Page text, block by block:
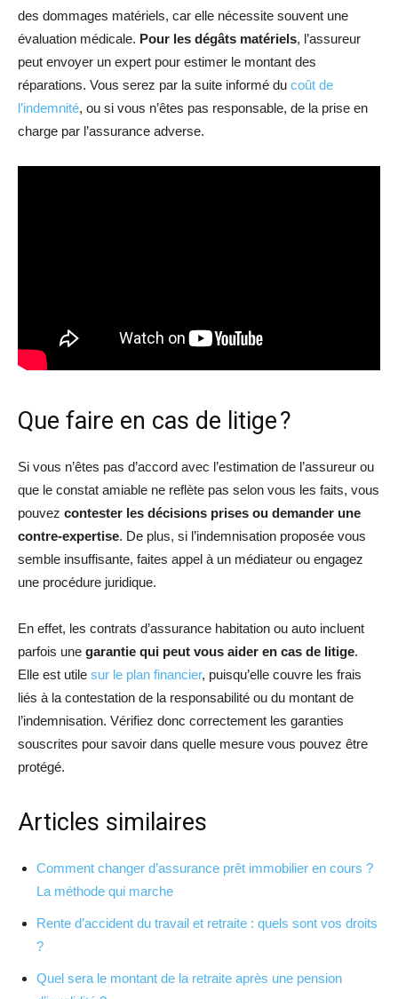
des dommages matériels, car elle nécessite souvent une
évaluation médicale. Pour les dégâts matériels, l’assureur
peut envoyer un expert pour estimer le montant des
réparations. Vous serez par la suite informé du coût de
l’indemnité, ou si vous n’êtes pas responsable, de la prise en
charge par l’assurance adverse.
Que faire en cas de litige ?
Si vous n’êtes pas d’accord avec l’estimation de l’assureur ou
que le constat amiable ne reflète pas selon vous les faits, vous
pouvez contester les décisions prises ou demander une
contre-expertise. De plus, si l’indemnisation proposée vous
semble insuffisante, faites appel à un médiateur ou engagez
une procédure juridique.
En effet, les contrats d’assurance habitation ou auto incluent
parfois une garantie qui peut vous aider en cas de litige.
Elle est utile sur le plan financier, puisqu’elle couvre les frais
liés à la contestation de la responsabilité ou du montant de
l’indemnisation. Vérifiez donc correctement les garanties
souscrites pour savoir dans quelle mesure vous pouvez être
protégé.
Articles similaires
Comment changer d’assurance prêt immobilier en cours ?
La méthode qui marche
Rente d’accident du travail et retraite : quels sont vos droits
?
Quel sera le montant de la retraite après une pension